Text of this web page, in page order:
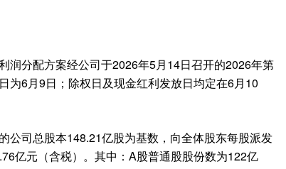
润分配方案经公司于2026年5月14日召开的2026年第
为6月9日；除权日及现金红利发放日均定在6月10
公司总股本148.21亿股为基数，向全体股东每股派发
亿元（含税）。其中：A股普通股股份数为122亿